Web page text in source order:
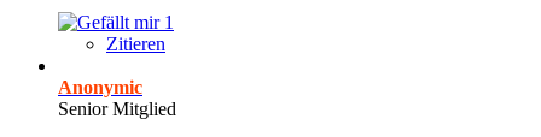
1
Zitieren
Anonymic
Senior Mitglied